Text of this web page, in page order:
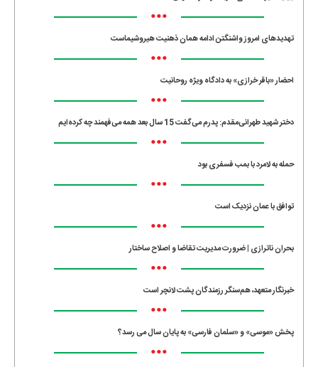
•••
تهدیدهای امروز واشنگتن ادامه همان ذهنیت هیروشیماست
•••
احضار «باقر خرازی» به دادگاه ویژه روحانیت
•••
دختر شهید طهرانی‌مقدم: پدرم می‌گفت 15 سال بعد همه می‌فهمند چه کرده‌ایم
•••
حمله به لامرد با بمب فسفری بود
•••
توافق با عمان نزدیک است
•••
بحران ناترازی | ضرورت مدیریت تقاضا و اصلاح ساختار
•••
خبرنگار متعهد، هم‌سنگر رزمندگان پشت لانچر است
•••
پخش «موسی» و «سلمان فارسی» به پایان سال می رسد؟
•••